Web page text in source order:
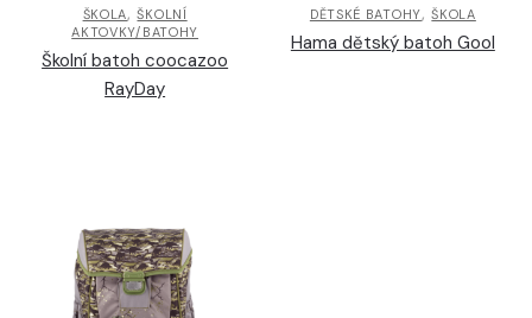
ŠKOLA,ŠKOLNÍ
AKTOVKY/BATOHY
Školní batoh coocazoo
RayDay
DĚTSKÉ BATOHY,ŠKOLA
Hama dětský batoh Gool